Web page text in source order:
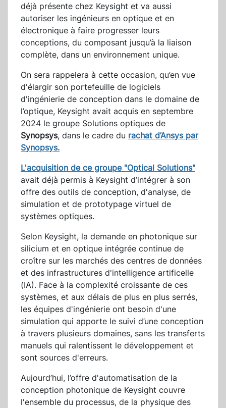
déjà présente chez Keysight et va aussi
autoriser les ingénieurs en optique et en
électronique à faire progresser leurs
conceptions, du composant jusqu’à la liaison
complète, dans un environnement unique.
On sera rappelera à cette occasion, qu’en vue
d'élargir son portefeuille de logiciels
d'ingénierie de conception dans le domaine de
l’optique, Keysight avait acquis en septembre
2024 le groupe Solutions optiques de
Synopsys, dans le cadre du rachat d’Ansys par
Synopsys.
L'acquisition de ce groupe "Optical Solutions"
avait déjà permis à Keysight d’intégrer à son
offre des outils de conception, d'analyse, de
simulation et de prototypage virtuel de
systèmes optiques.
Selon Keysight, la demande en photonique sur
silicium et en optique intégrée continue de
croître sur les marchés des centres de données
et des infrastructures d'intelligence artificelle
(IA). Face à la complexité croissante de ces
systèmes, et aux délais de plus en plus serrés,
les équipes d'ingénierie ont besoin d'une
simulation qui apporte le suivi d’une conception
à travers plusieurs domaines, sans les transferts
manuels qui ralentissent le développement et
sont sources d'erreurs.
Aujourd’hui, l’offre d'automatisation de la
conception photonique de Keysight couvre
l'ensemble du processus, de la physique des